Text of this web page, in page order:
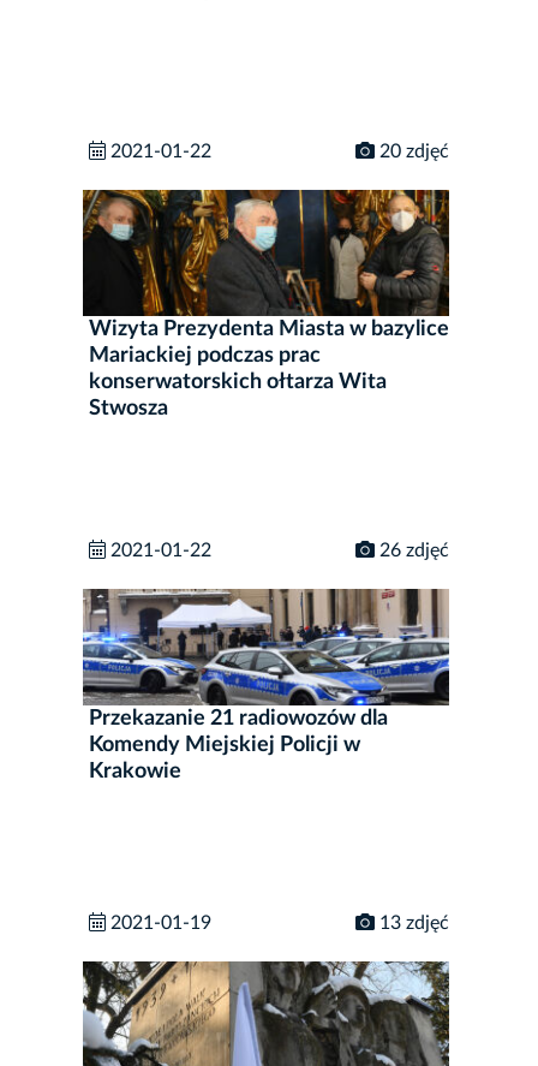
2021-01-22 20 zdjęć
Wizyta Prezydenta Miasta w bazylice
Mariackiej podczas prac
konserwatorskich ołtarza Wita
Stwosza
2021-01-22 26 zdjęć
Przekazanie 21 radiowozów dla
Komendy Miejskiej Policji w
Krakowie
2021-01-19 13 zdjęć